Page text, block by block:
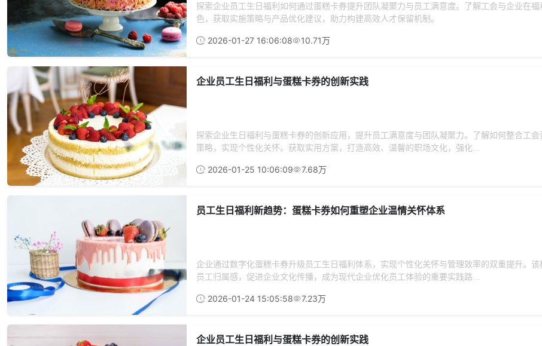
探索企业员工生日福利如何通过蛋糕卡券提升团队凝聚力与员工满意度。了解工会与企业在福
色，获取实施策略与产品优化建议，助力构建高效人才保留机制。
2026-01-27 16:06:08 10.71万
企业员工生日福利与蛋糕卡券的创新实践
探索企业生日福利与蛋糕卡券的创新应用，提升员工满意度与团队凝聚力。了解如何整合工会
策略，实现个性化关怀。获取实用方案，打造高效、温馨的职场文化，强化...
2026-01-25 10:06:09 7.68万
员工生日福利新趋势：蛋糕卡券如何重塑企业温情关怀体系
企业通过数字化蛋糕卡券升级员工生日福利体系，实现个性化关怀与管理效率的双重提升。该
员工归属感，促进企业文化传播，成为现代企业优化员工体验的重要实践路...
2026-01-24 15:05:58 7.23万
企业员工生日福利与蛋糕卡券的创新实践